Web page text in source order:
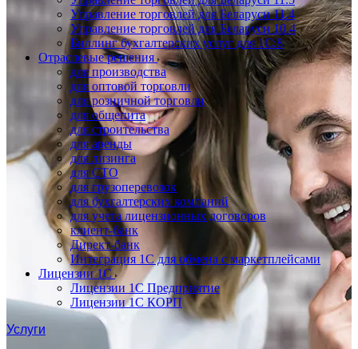
Управление торговлей для Беларуси 11.4
Управление торговлей для Беларуси 10.4
Биллинг бухгалтерских услуг для 1С:8
Отраслевые решения
для производства
для оптовой торговли
для розничной торговли
для общепита
для строительства
для аренды
для лизинга
для СТО
для грузоперевозок
для бухгалтерских компаний
для учета лицензионных договоров
клиент-банк
Директ-банк
Интеграция 1C для обмена с маркетплейсами
Лицензии 1С
Лицензии 1С Предприятие
Лицензии 1С КОРП
Услуги